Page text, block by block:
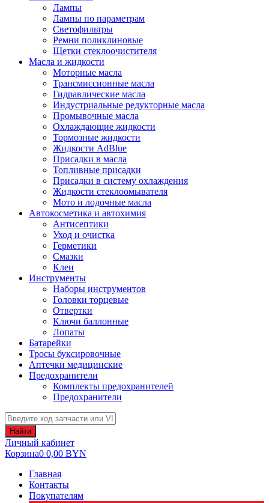
Лампы
Лампы по параметрам
Светофильтры
Ремни поликлиновые
Щетки стеклоочистителя
Масла и жидкости
Моторные масла
Трансмиссионные масла
Гидравлические масла
Индустриальные редукторные масла
Промывочные масла
Охлаждающие жидкости
Тормозные жидкости
Жидкости AdBlue
Присадки в масла
Топливные присадки
Присадки в систему охлаждения
Жидкости стеклоомывателя
Мото и лодочные масла
Автокосметика и автохимия
Антисептики
Уход и очистка
Герметики
Смазки
Клеи
Инструменты
Наборы инструментов
Головки торцевые
Отвертки
Ключи баллонные
Лопаты
Батарейки
Тросы буксировочные
Аптечки медицинские
Предохранители
Комплекты предохранителей
Предохранители
Найти
Личный кабинет
Корзина0 0,00 BYN
Главная
Контакты
Покупателям